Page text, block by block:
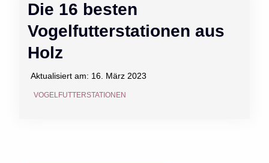
Die 16 besten
Vogelfutterstationen aus
Holz
Aktualisiert am: 16. März 2023
VOGELFUTTERSTATIONEN